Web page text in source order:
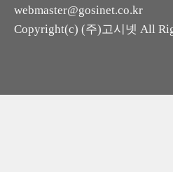
webmaster@gosinet.co.kr
Copyright(c) (주)고시넷 All